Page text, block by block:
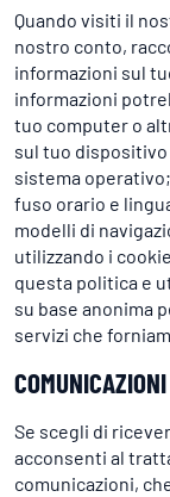
Quando visiti il
nostro conto,
informazioni sul
informazioni
tuo computer o
sul tuo
sistema
fuso orario e
modelli di
utilizzando i
questa politica e
su base anonima
servizi che
Se scegli di
acconsenti al
comunicazioni,